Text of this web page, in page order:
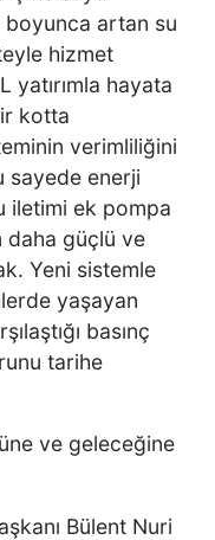
boyunca artan su
hizmet
yatırımla hayata
kotta
verimliliğini
sayede enerji
iletimi ek pompa
daha güçlü ve
Yeni sistemle
yaşayan
basınç
tarihe
ve geleceğine
Bülent Nuri